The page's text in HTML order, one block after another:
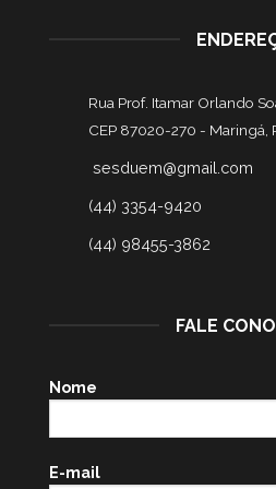
Rua Prof. Itamar Orlando
CEP 87020-270 - Maringá,
sesduem@gmail.com
(44) 3354-9420
(44) 98455-3862
FALE
Nome
E-mail